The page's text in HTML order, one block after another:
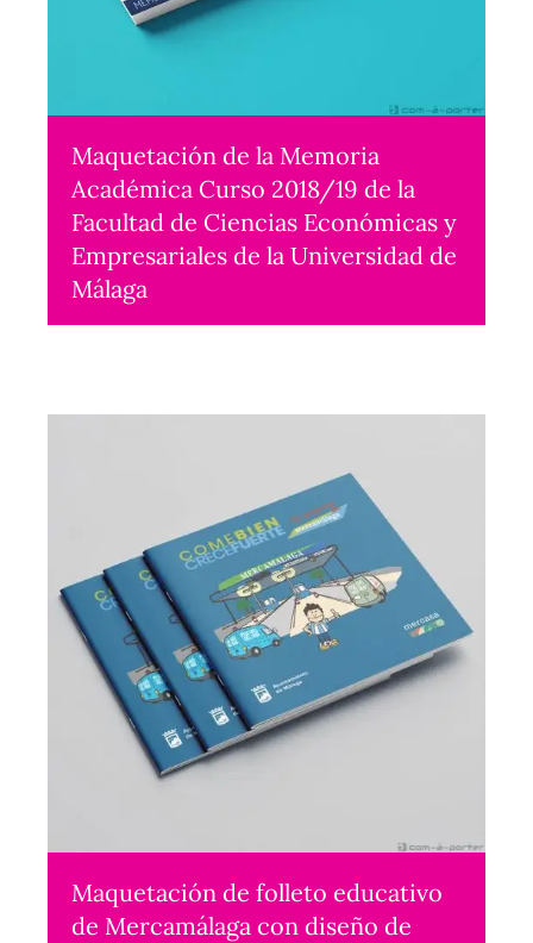
Maquetación de la Memoria
Académica Curso 2018/19 de la
Facultad de Ciencias Económicas y
Empresariales de la Universidad de
Málaga
Maquetación de folleto educativo
de Mercamálaga con diseño de